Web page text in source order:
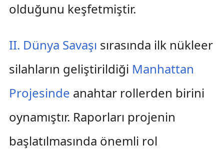
olduğunu keşfetmiştir.
II. Dünya Savaşı sırasında ilk nükleer
silahların geliştirildiği Manhattan
Projesinde anahtar rollerden birini
oynamıştır. Raporları projenin
başlatılmasında önemli rol